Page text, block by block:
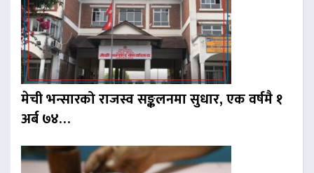
मेची भन्सारको राजस्व सङ्कलनमा सुधार, एक वर्षमै १
अर्ब ७४…